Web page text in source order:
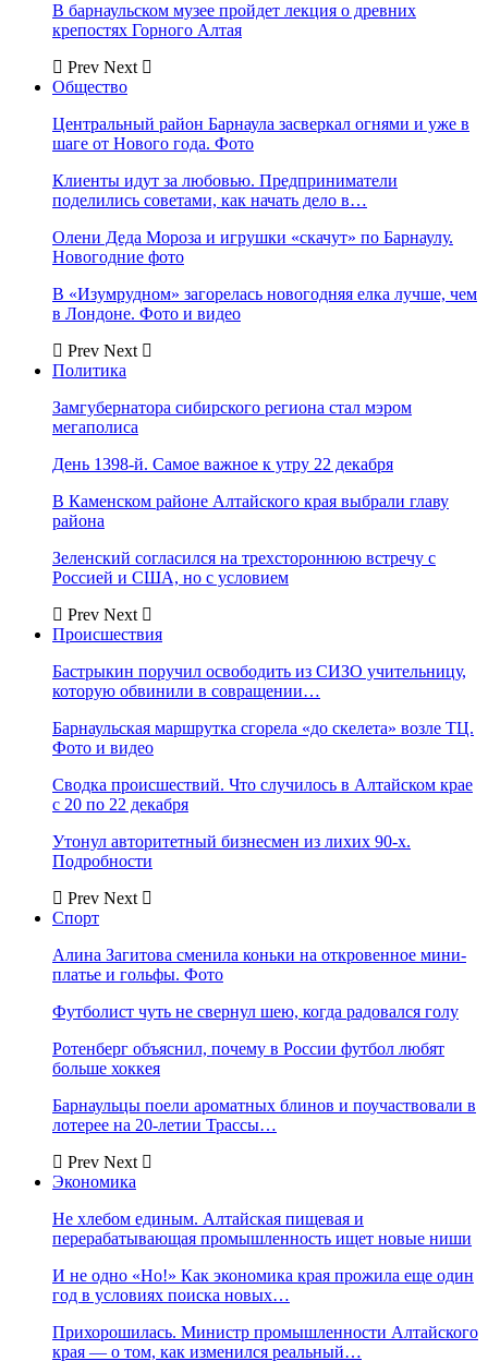
В барнаульском музее пройдет лекция о древних
крепостях Горного Алтая
Prev Next
Общество
Центральный район Барнаула засверкал огнями и уже в
шаге от Нового года. Фото
Клиенты идут за любовью. Предприниматели
поделились советами, как начать дело в…
Олени Деда Мороза и игрушки «скачут» по Барнаулу.
Новогодние фото
В «Изумрудном» загорелась новогодняя елка лучше, чем
в Лондоне. Фото и видео
Prev Next
Политика
Замгубернатора сибирского региона стал мэром
мегаполиса
День 1398-й. Самое важное к утру 22 декабря
В Каменском районе Алтайского края выбрали главу
района
Зеленский согласился на трехстороннюю встречу с
Россией и США, но с условием
Prev Next
Происшествия
Бастрыкин поручил освободить из СИЗО учительницу,
которую обвинили в совращении…
Барнаульская маршрутка сгорела «до скелета» возле ТЦ.
Фото и видео
Сводка происшествий. Что случилось в Алтайском крае
с 20 по 22 декабря
Утонул авторитетный бизнесмен из лихих 90-х.
Подробности
Prev Next
Спорт
Алина Загитова сменила коньки на откровенное мини-
платье и гольфы. Фото
Футболист чуть не свернул шею, когда радовался голу
Ротенберг объяснил, почему в России футбол любят
больше хоккея
Барнаульцы поели ароматных блинов и поучаствовали в
лотерее на 20-летии Трассы…
Prev Next
Экономика
Не хлебом единым. Алтайская пищевая и
перерабатывающая промышленность ищет новые ниши
И не одно «Но!» Как экономика края прожила еще один
год в условиях поиска новых…
Прихорошилась. Министр промышленности Алтайского
края — о том, как изменился реальный…